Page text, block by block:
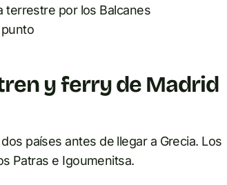
terrestre por los Balcanes
y ferry de Madrid
países antes de llegar a Grecia. Los
Patras e Igoumenitsa.